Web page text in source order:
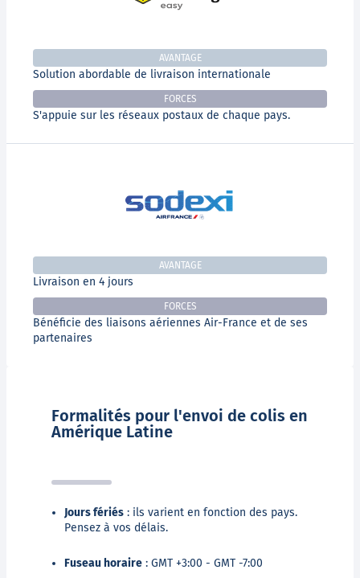
AVANTAGE
Solution abordable de livraison internationale
FORCES
S'appuie sur les réseaux postaux de chaque pays.
AVANTAGE
Livraison en 4 jours
FORCES
Bénéficie des liaisons aériennes Air-France et de ses
partenaires
Formalités pour l'envoi de colis en
Amérique Latine
Jours fériés : ils varient en fonction des pays.
Pensez à vos délais.
Fuseau horaire : GMT +3:00 - GMT -7:00